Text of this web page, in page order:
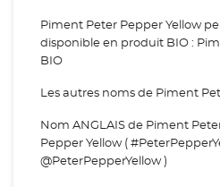
Piment Peter Pepper Yellow
disponible en produit BIO :
BIO
Les autres noms de Piment
Nom ANGLAIS de Piment
Pepper Yellow (
@PeterPepperYellow )